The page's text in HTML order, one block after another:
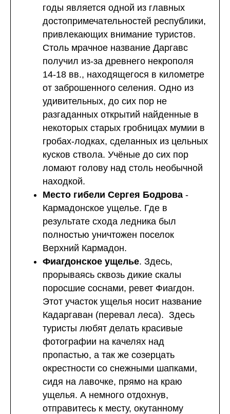
годы является одной из главных
достопримечательностей республики,
привлекающих внимание туристов.
Столь мрачное название Даргавс
получил из-за древнего некрополя
14-18 вв., находящегося в километре
от заброшенного селения. Одно из
удивительных, до сих пор не
разгаданных открытий найденные в
некоторых старых гробницах мумии в
гробах-лодках, сделанных из цельных
кусков ствола. Учёные до сих пор
ломают голову над столь необычной
находкой.
Место гибели Сергея Бодрова -
Кармадонское ущелье. Где в
результате схода ледника был
полностью уничтожен поселок
Верхний Кармадон.
Фиагдонское ущелье. Здесь,
прорываясь сквозь дикие скалы
поросшие соснами, ревет Фиагдон.
Этот участок ущелья носит название
Кадаргаван (перевал леса). Здесь
туристы любят делать красивые
фотографии на качелях над
пропастью, а так же созерцать
окрестности со снежными шапками,
сидя на лавочке, прямо на краю
ущелья. А немного отдохнув,
отправитесь к месту, окутанному